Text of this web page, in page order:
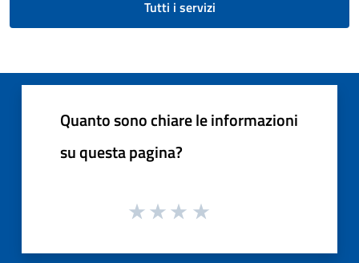
Tutti i servizi
Quanto sono chiare le informazioni
su questa pagina?